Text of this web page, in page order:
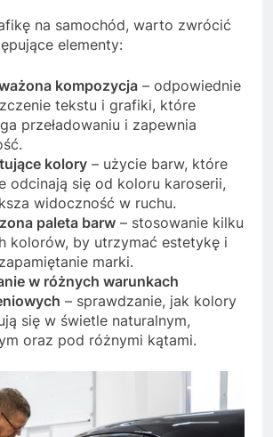
na samochód, warto zwrócić
elementy:
kompozycja – odpowiednie
tekstu i grafiki, które
przeładowaniu i zapewnia
kolory – użycie barw, które
odcinają się od koloru karoserii,
widoczność w ruchu.
paleta barw – stosowanie kilku
kolorów, by utrzymać estetykę i
marki.
w różnych warunkach
– sprawdzanie, jak kolory
się w świetle naturalnym,
oraz pod różnymi kątami.